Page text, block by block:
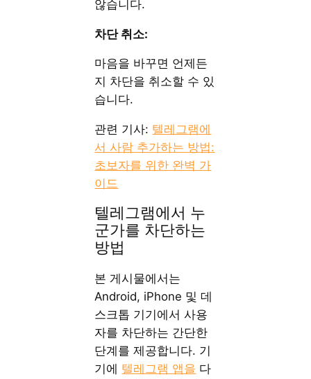
않습니다.
차단 취소:
마음을 바꾸면 언제든
지 차단을 취소할 수 있
습니다.
관련 기사: 텔레그램에
서 사람 추가하는 방법:
초보자를 위한 완벽 가
이드
텔레그램에서 누
군가를 차단하는
방법
본 게시물에서는
Android, iPhone 및 데
스크톱 기기에서 사용
자를 차단하는 간단한
단계를 제공합니다. 기
기에 텔레그램 앱을 다